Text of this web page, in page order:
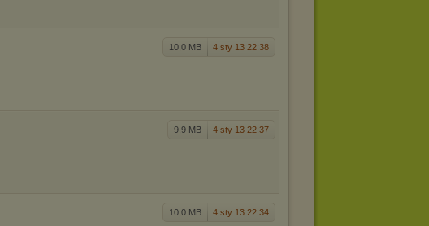
10,0 MB 4 sty 13 22:38
9,9 MB 4 sty 13 22:37
10,0 MB 4 sty 13 22:34